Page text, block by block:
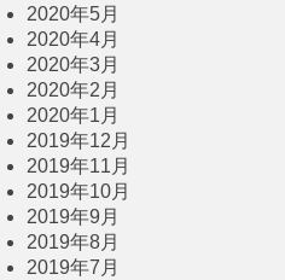
2020年5月
2020年4月
2020年3月
2020年2月
2020年1月
2019年12月
2019年11月
2019年10月
2019年9月
2019年8月
2019年7月